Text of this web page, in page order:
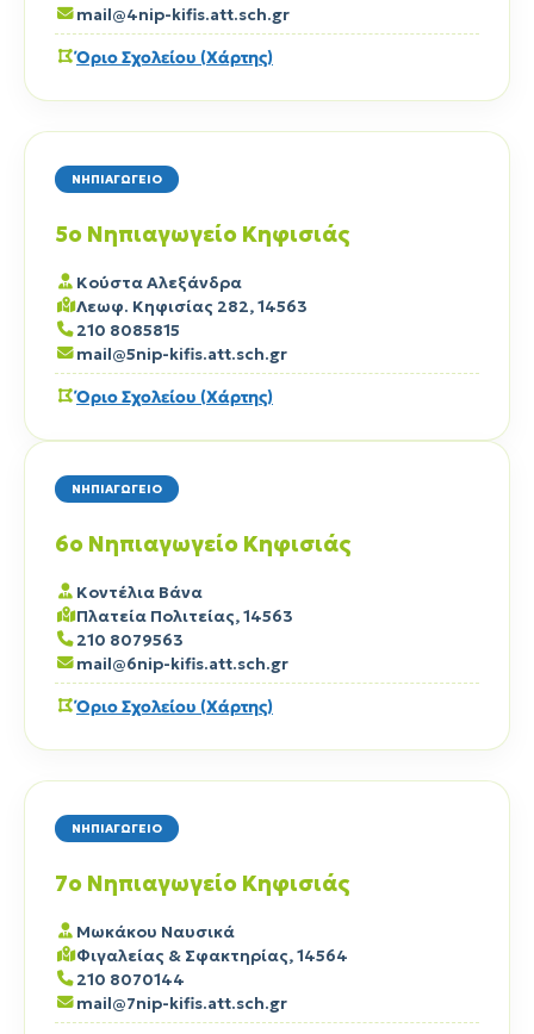
mail@4nip-kifis.att.sch.gr
Όριο Σχολείου (Χάρτης)
ΝΗΠΙΑΓΩΓΕΙΟ
5ο Νηπιαγωγείο Κηφισιάς
Κούστα Αλεξάνδρα
Λεωφ. Κηφισίας 282, 14563
210 8085815
mail@5nip-kifis.att.sch.gr
Όριο Σχολείου (Χάρτης)
ΝΗΠΙΑΓΩΓΕΙΟ
6ο Νηπιαγωγείο Κηφισιάς
Κοντέλια Βάνα
Πλατεία Πολιτείας, 14563
210 8079563
mail@6nip-kifis.att.sch.gr
Όριο Σχολείου (Χάρτης)
ΝΗΠΙΑΓΩΓΕΙΟ
7ο Νηπιαγωγείο Κηφισιάς
Μωκάκου Ναυσικά
Φιγαλείας & Σφακτηρίας, 14564
210 8070144
mail@7nip-kifis.att.sch.gr